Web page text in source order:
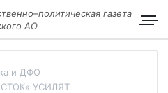
газета
АО
и ДФО
УСИЛЯТ